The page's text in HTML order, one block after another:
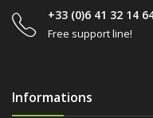
+33 (0)6 41 32 14
Free support line!
Informations